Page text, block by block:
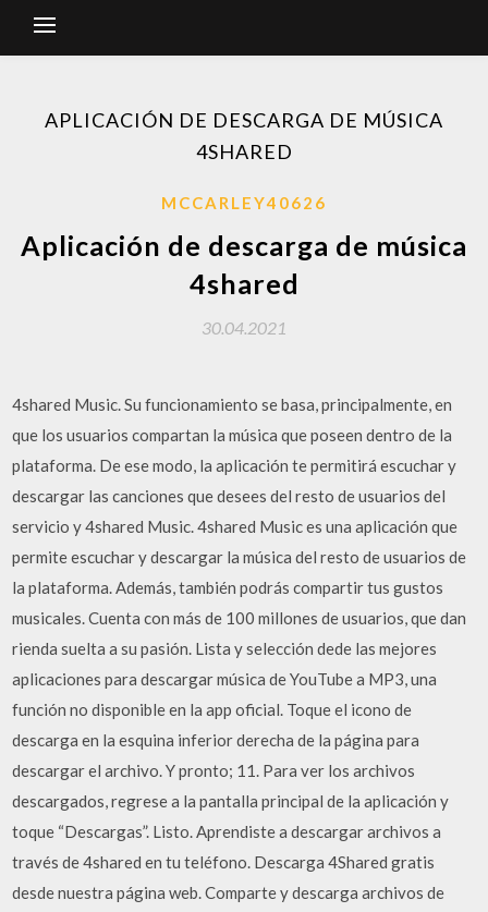
APLICACIÓN DE DESCARGA DE MÚSICA
4SHARED
MCCARLEY40626
Aplicación de descarga de música
4shared
30.04.2021
4shared Music. Su funcionamiento se basa, principalmente, en
que los usuarios compartan la música que poseen dentro de la
plataforma. De ese modo, la aplicación te permitirá escuchar y
descargar las canciones que desees del resto de usuarios del
servicio y 4shared Music. 4shared Music es una aplicación que
permite escuchar y descargar la música del resto de usuarios de
la plataforma. Además, también podrás compartir tus gustos
musicales. Cuenta con más de 100 millones de usuarios, que dan
rienda suelta a su pasión. Lista y selección dede las mejores
aplicaciones para descargar música de YouTube a MP3, una
función no disponible en la app oficial. Toque el icono de
descarga en la esquina inferior derecha de la página para
descargar el archivo. Y pronto; 11. Para ver los archivos
descargados, regrese a la pantalla principal de la aplicación y
toque “Descargas”. Listo. Aprendiste a descargar archivos a
través de 4shared en tu teléfono. Descarga 4Shared gratis
desde nuestra página web. Comparte y descarga archivos de